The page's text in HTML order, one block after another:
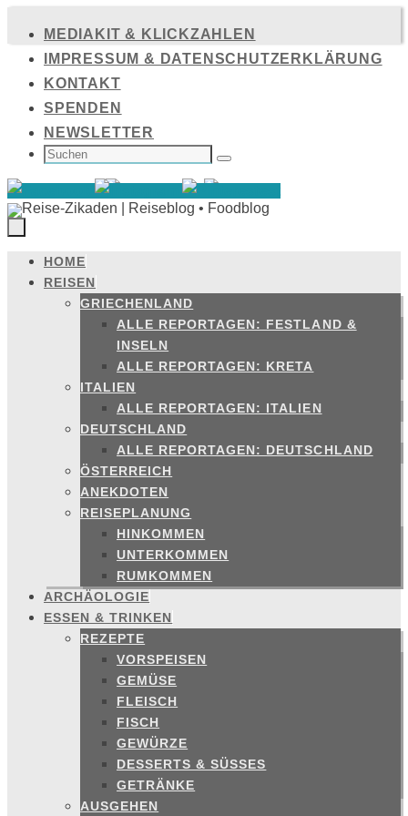
Inhalt
springen
MEDIAKIT & KLICKZAHLEN
IMPRESSUM & DATENSCHUTZERKLÄRUNG
KONTAKT
SPENDEN
NEWSLETTER
SUCHEN
NACH: Suchen
Zum
Inhalt
springen
HOME
REISEN
GRIECHENLAND
ALLE REPORTAGEN: FESTLAND &
INSELN
ALLE REPORTAGEN: KRETA
ITALIEN
ALLE REPORTAGEN: ITALIEN
DEUTSCHLAND
ALLE REPORTAGEN: DEUTSCHLAND
ÖSTERREICH
ANEKDOTEN
REISEPLANUNG
HINKOMMEN
UNTERKOMMEN
RUMKOMMEN
ARCHÄOLOGIE
ESSEN & TRINKEN
REZEPTE
VORSPEISEN
GEMÜSE
FLEISCH
FISCH
GEWÜRZE
DESSERTS & SÜSSES
GETRÄNKE
AUSGEHEN